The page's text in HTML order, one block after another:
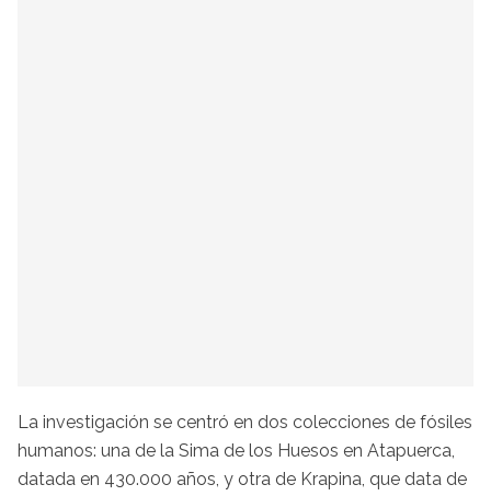
La investigación se centró en dos colecciones de fósiles
humanos: una de la Sima de los Huesos en Atapuerca,
datada en 430.000 años, y otra de Krapina, que data de